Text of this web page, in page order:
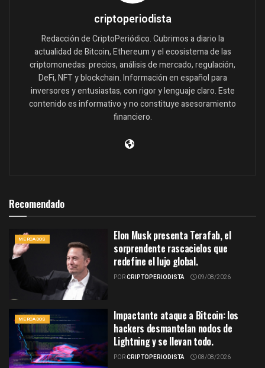
criptoperiodista
Redacción de CriptoPeriódico. Cubrimos a diario la
actualidad de Bitcoin, Ethereum y el ecosistema de las
criptomonedas: precios, análisis de mercado, regulación,
DeFi, NFT y blockchain. Información en español para
inversores y entusiastas, con rigor y lenguaje claro. Este
contenido es informativo y no constituye asesoramiento
financiero.
Recomendado
MERCADOS
Elon Musk presenta Terafab, el
sorprendente rascacielos que
redefine el lujo global.
PORCRIPTOPERIODISTA 09/08/2026
MERCADOS
Impactante ataque a Bitcoin: los
hackers desmantelan nodos de
Lightning y se llevan todo.
PORCRIPTOPERIODISTA 08/08/2026